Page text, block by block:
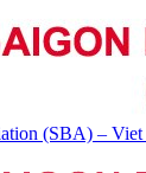
(SBA) –